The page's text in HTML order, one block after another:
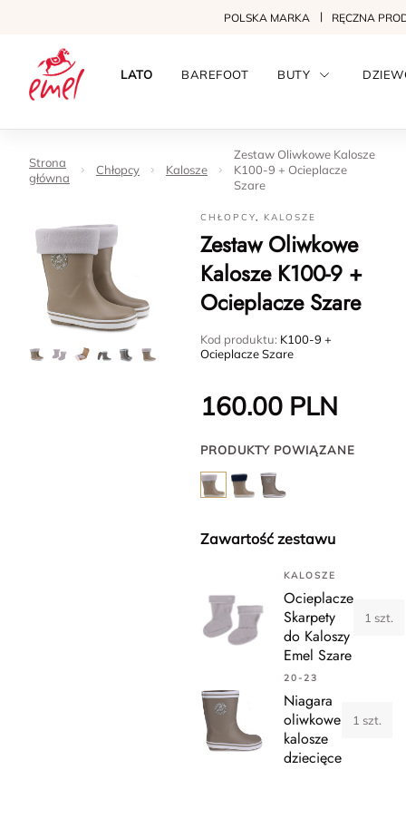
POLSKA MARKA RĘCZNA
LATO BAREFOOT BUTY
Strona
główna
Chłopcy Kalosze
Zestaw Oliwkowe Kalosze
K100-9 + Ocieplacze
Szare
CHŁOPCY, KALOSZE
Zestaw Oliwkowe
Kalosze K100-9 +
Ocieplacze Szare
Kod produktu: K100-9 +
Ocieplacze Szare
160.00 PLN
PRODUKTY POWIĄZANE
Zawartość zestawu
KALOSZE
Ocieplacze
Skarpety
do Kaloszy
Emel Szare
1 szt.
20-23
Niagara
oliwkowe
kalosze
dziecięce
1 szt.